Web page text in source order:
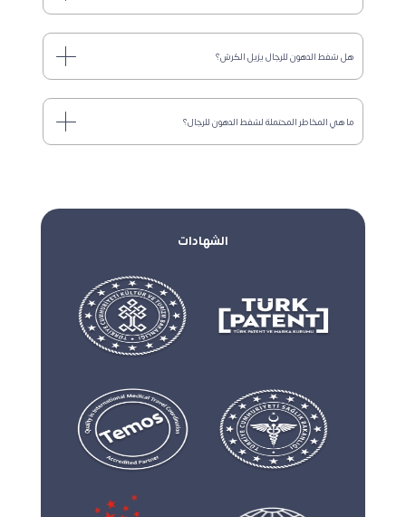
هل شفط الدهون للرجال يزيل الكرش؟
ما هي المخاطر المحتملة لشفط الدهون للرجال؟
الشهادات